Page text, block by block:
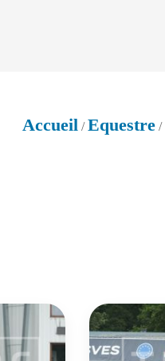
Accueil /Equestre /